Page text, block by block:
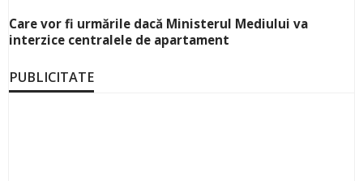
Care vor fi urmările dacă Ministerul Mediului va
interzice centralele de apartament
PUBLICITATE